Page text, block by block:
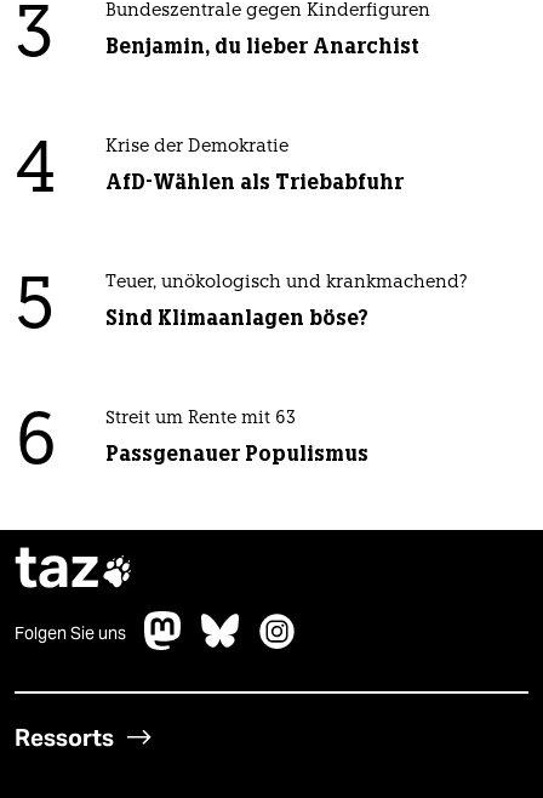
3 Bundeszentrale gegen Kinderfiguren
Benjamin, du lieber Anarchist
4 Krise der Demokratie
AfD-Wählen als Triebabfuhr
5 Teuer, unökologisch und krankmachend?
Sind Klimaanlagen böse?
6 Streit um Rente mit 63
Passgenauer Populismus
taz
Folgen Sie uns
Ressorts